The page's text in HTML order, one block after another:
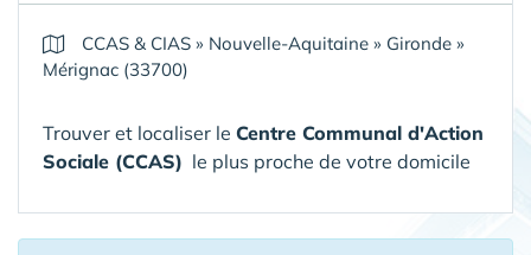
CCAS & CIAS » Nouvelle-Aquitaine » Gironde »
Mérignac (33700)
Trouver et localiser le Centre Communal d'Action
Sociale (CCAS) le plus proche de votre domicile